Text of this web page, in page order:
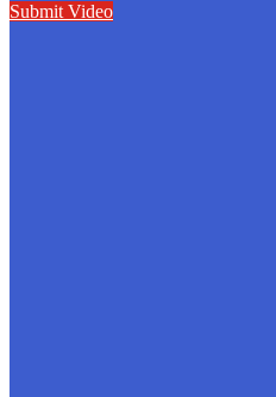
Submit Video